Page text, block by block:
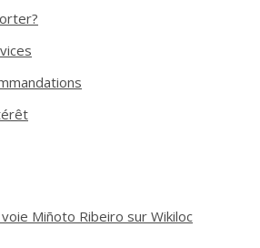
Miñoto Ribeiro sur Wikiloc